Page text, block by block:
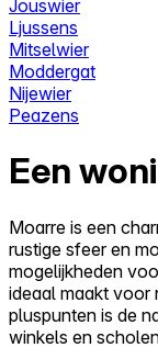
Jouswier
Ljussens
Mitselwier
Moddergat
Nijewier
Peazens
Een
Moarre is een
rustige sfeer en
mogelijkheden
ideaal maakt voor
pluspunten is de
winkels en